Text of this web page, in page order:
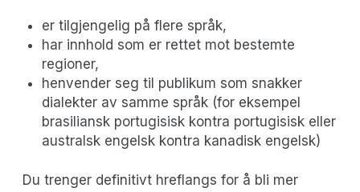
er tilgjengelig på flere språk,
har innhold som er rettet mot bestemte
regioner,
henvender seg til publikum som snakker
dialekter av samme språk (for eksempel
brasiliansk portugisisk kontra portugisisk eller
australsk engelsk kontra kanadisk engelsk)
Du trenger definitivt hreflangs for å bli mer